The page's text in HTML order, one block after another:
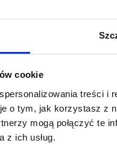
cookie
treści i
o tym, jak korzystasz z
mogą połączyć te
z ich usług.
jest zlokalizowany w
wybór nowości
i kreatywnych czy
znajdą tu inspiracje
Dużym
(tzw.click&acollect).